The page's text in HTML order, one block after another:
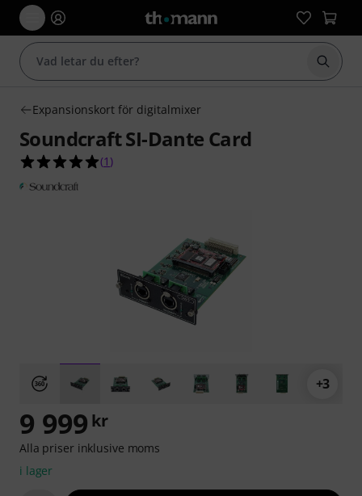
Börja
Expansionskort för digitalmixer
Soundcraft SI-Dante Card
5.0 av 5 stjärnor från 1 kundbetyg
(1 )
+3
9 999 kr
Alla priser inklusive moms
i lager